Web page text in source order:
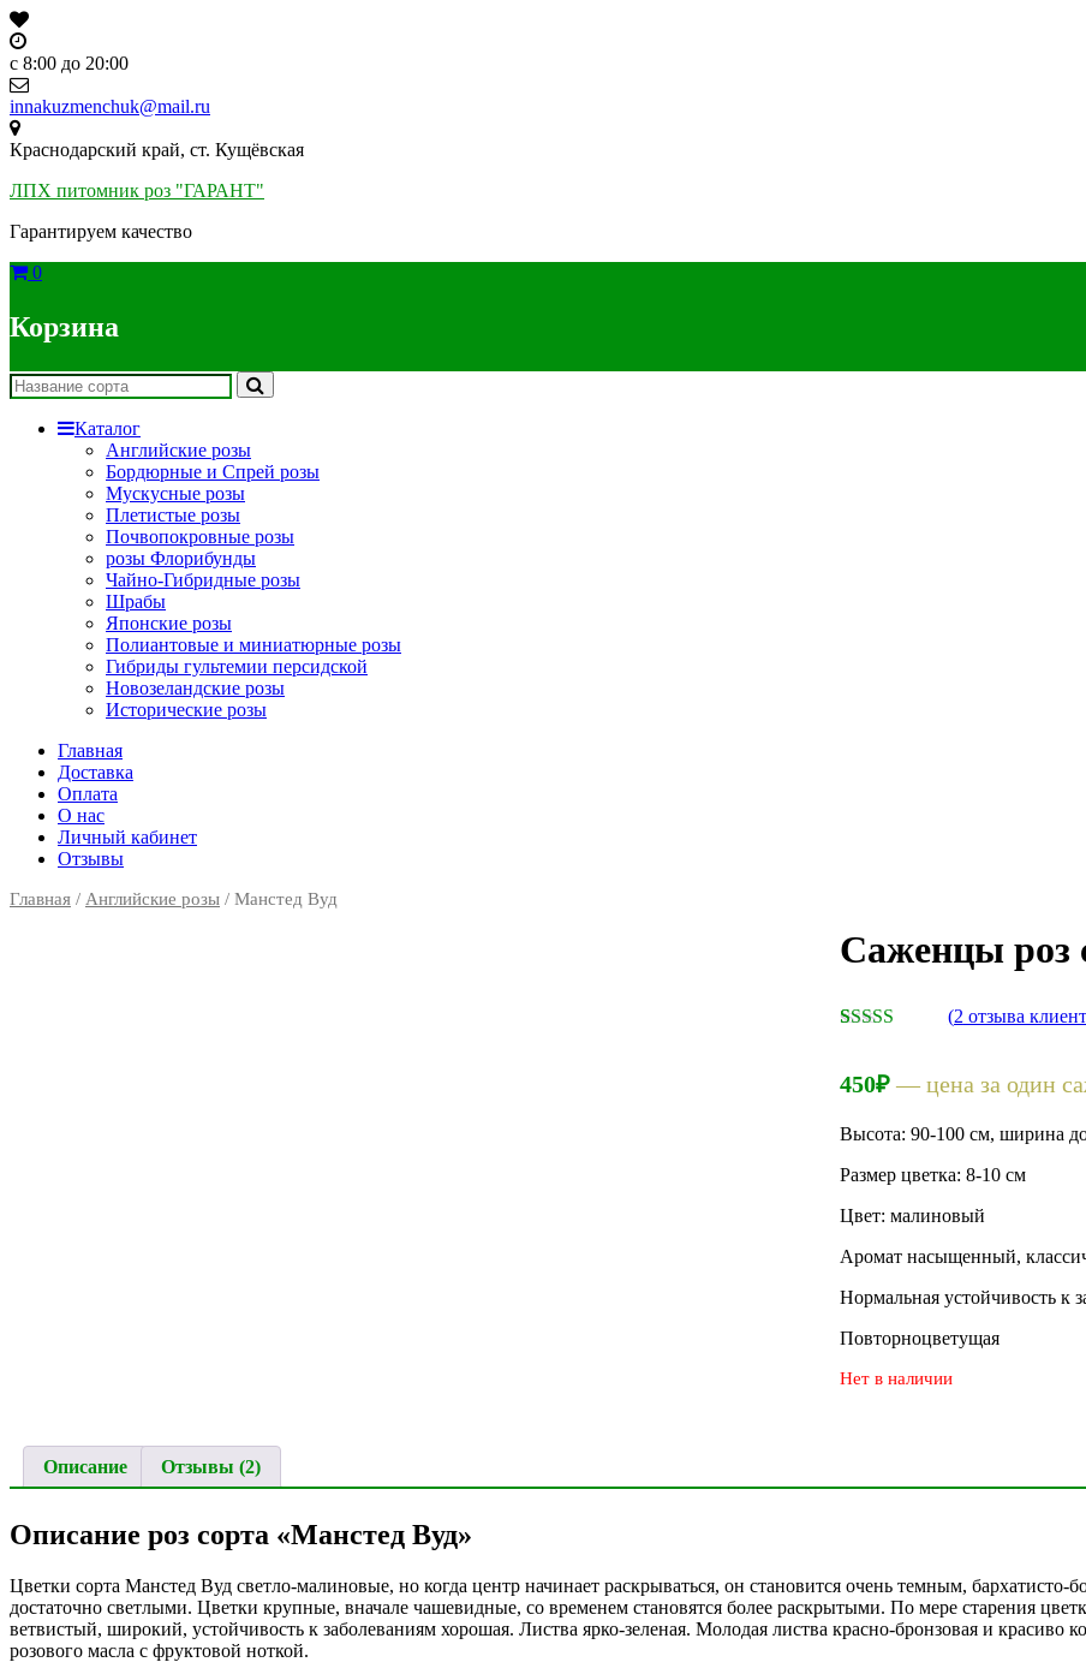
Skip
to
content
c 8:00 до 20:00
innakuzmenchuk@mail.ru
Краснодарский край, ст. Кущёвская
ЛПХ питомник роз "ГАРАНТ"
Гарантируем качество
0
Корзина
Каталог
Английские розы
Бордюрные и Спрей розы
Мускусные розы
Плетистые розы
Почвопокровные розы
розы Флорибунды
Чайно-Гибридные розы
Шрабы
Японские розы
Полиантовые и миниатюрные розы
Гибриды гультемии персидской
Новозеландские розы
Исторические розы
Главная
Доставка
Оплата
О нас
Личный кабинет
Отзывы
Главная / Английские розы / Манстед Вуд
Cаженцы роз
на основе
(2 отзыва
450₽— цена за один
Высота: 90-100 см, ширина
Размер цветка: 8-10 см
Цвет: малиновый
Аромат насыщенный,
Нормальная устойчивость к
Повторноцветущая
Нет в наличии
Описание Отзывы (2)
Описание роз сорта «Манстед Вуд»
Цветки сорта Манстед Вуд светло-малиновые, но когда центр начинает раскрываться, он становится очень темным,
достаточно светлыми. Цветки крупные, вначале чашевидные, со временем становятся более раскрытыми. По мере старения
ветвистый, широкий, устойчивость к заболеваниям хорошая. Листва ярко-зеленая. Молодая листва красно-бронзовая и красиво
розового масла с фруктовой ноткой.